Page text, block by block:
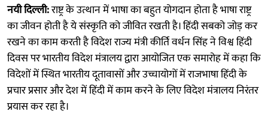
नयी दिल्ली:राष्ट्र के उत्थान में भाषा का बहुत योगदान होता है भाषा राष्ट्र
का जीवन होती है ये संस्कृति को जीवित रखती है। हिंदी सबको जोड़ कर
रखने का काम करती है विदेश राज्य मंत्री कीर्ति वर्धन सिंह ने विश्व हिंदी
दिवस पर भारतीय विदेश मंत्रालय द्वारा आयोजित एक समारोह में कहा कि
विदेशों में स्थित भारतीय दूतावासों और उच्चायोगों में राजभाषा हिंदी के
प्रचार प्रसार और देश में हिंदी में काम करने के लिए विदेश मंत्रालय निरंतर
प्रयास कर रहा है।